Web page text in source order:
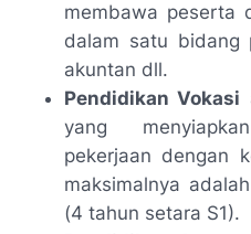
membawa peserta
dalam satu bidang
akuntan dll.
Pendidikan Vokasi
yang
pekerjaan dengan
maksimalnya
(4 tahun setara S1).